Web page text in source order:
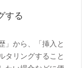
する
」から、「挿入と
タリングすること